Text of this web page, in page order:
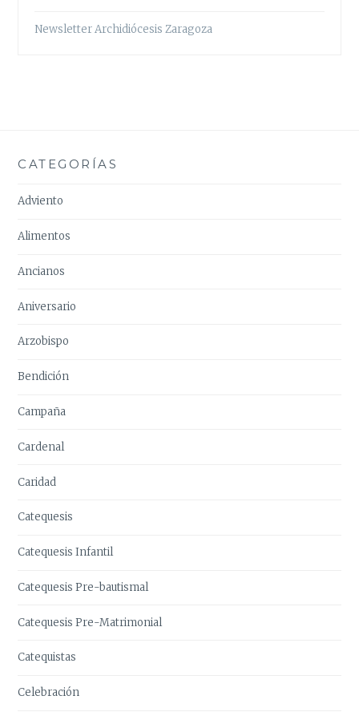
Newsletter Archidiócesis Zaragoza
CATEGORÍAS
Adviento
Alimentos
Ancianos
Aniversario
Arzobispo
Bendición
Campaña
Cardenal
Caridad
Catequesis
Catequesis Infantil
Catequesis Pre-bautismal
Catequesis Pre-Matrimonial
Catequistas
Celebración